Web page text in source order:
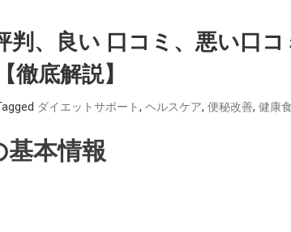
判、良い 口コミ、悪い口
底解説】
ダイエットサポート, ヘルスケア, 便秘改善, 健康
本情報